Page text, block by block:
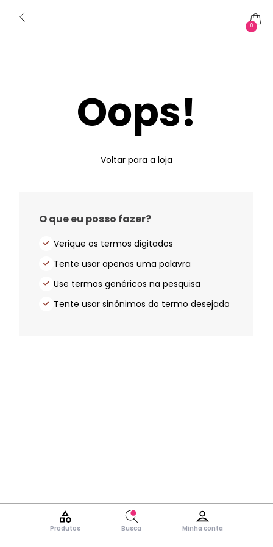
0
Produtos Busca Minha conta
Oops!
Voltar para a loja
O que eu posso fazer?
Verique os termos digitados
Tente usar apenas uma palavra
Use termos genéricos na pesquisa
Tente usar sinônimos do termo desejado